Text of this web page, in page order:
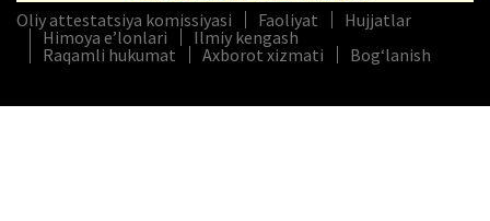
Oliy attestatsiya komissiyasi Faoliyat
Hujjatlar
Himoya e’lonlari
Ilmiy kengash
Raqamli hukumat
Axborot xizmati Bog‘lanish